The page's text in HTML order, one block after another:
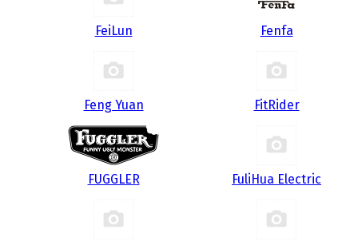
FeiLun Fenfa
Feng Yuan FitRider
FUGGLER FuliHua Electric